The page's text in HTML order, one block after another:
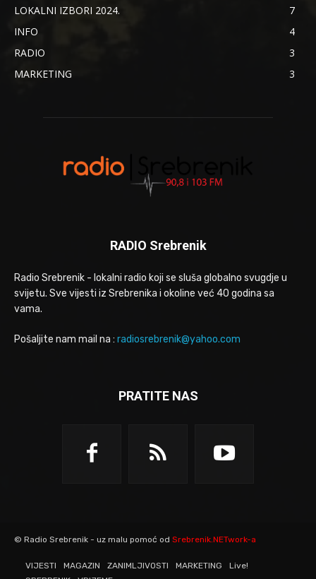
LOKALNI IZBORI 2024.
7
INFO
4
RADIO
3
MARKETING
3
RADIO Srebrenik
Radio Srebrenik - lokalni radio koji se sluša globalno svugdje u
svijetu. Sve vijesti iz Srebrenika i okoline već 40 godina sa
vama.
Pošaljite nam mail na : radiosrebrenik@yahoo.com
PRATITE NAS
© Radio Srebrenik - uz malu pomoć od Srebrenik.NETwork-a
VIJESTI MAGAZIN ZANIMLJIVOSTI MARKETING
Live!